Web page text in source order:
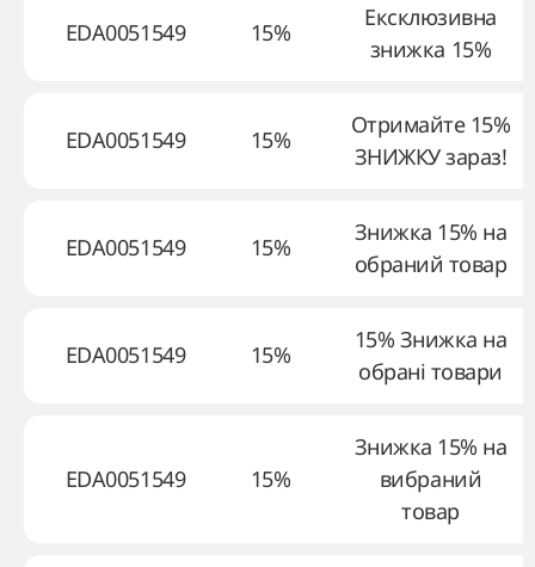
EDA0051549 15%
Ексклюзивна
знижка 15%
EDA0051549 15%
Отримайте 15%
ЗНИЖКУ зараз!
EDA0051549 15%
Знижка 15% на
обраний товар
EDA0051549 15%
15% Знижка на
обрані товари
EDA0051549 15%
Знижка 15% на
вибраний
товар